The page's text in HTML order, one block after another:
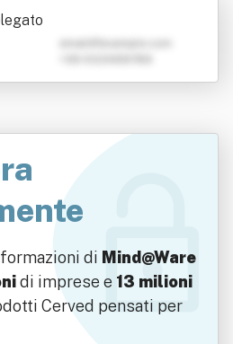
di Mind@Ware
di imprese e 13 milioni
Cerved pensati per